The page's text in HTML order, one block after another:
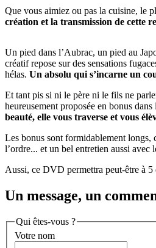
Que vous aimiez ou pas la cuisine, le
création et la transmission de cette
Un pied dans l’Aubrac, un pied au
créatif repose sur des sensations
hélas. Un absolu qui s’incarne un
Et tant pis si ni le père ni le fils ne
heureusement proposée en bonus
beauté, elle vous traverse et vous
Les bonus sont formidablement longs,
l’ordre... et un bel entretien aussi avec
Aussi, ce DVD permettra peut-être à 5
Un message, un
Qui êtes-vous ?
Votre nom